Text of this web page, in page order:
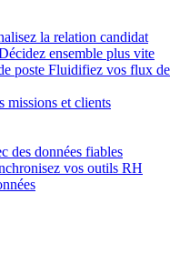
la relation candidat
ensemble plus vite
poste Fluidifiez vos flux de
missions et clients
des données fiables
vos outils RH